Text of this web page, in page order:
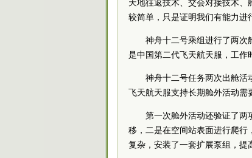
天地往返技术、交会对接技术、
较简单，只是证明我们有能力进
神舟十二号乘组进行了两次
是中国第二代飞天航天服，工作
神舟十二号任务两次出舱活
飞天航天服支持长期舱外活动需
第一次舱外活动还验证了两
移，二是在空间站表面进行爬行
复杂，安装了一套扩展泵组，提